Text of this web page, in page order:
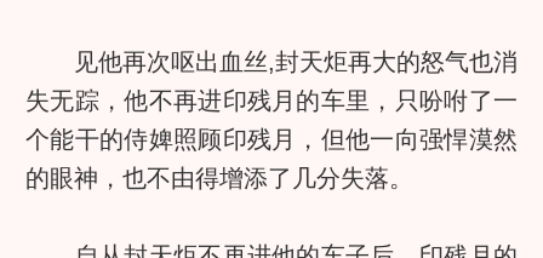
见他再次呕出血丝,封天炬再大的怒气也消
失无踪，他不再进印残月的车里，只吩咐了一
个能干的侍婢照顾印残月，但他一向强悍漠然
的眼神，也不由得增添了几分失落。